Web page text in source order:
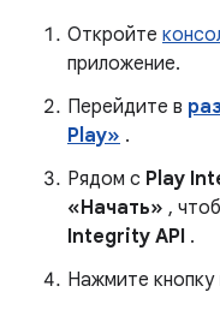
Откройте
приложение.
Перейдите в
Play» .
Рядом с Play
«Начать» ,
Integrity API .
Нажмите кнопку